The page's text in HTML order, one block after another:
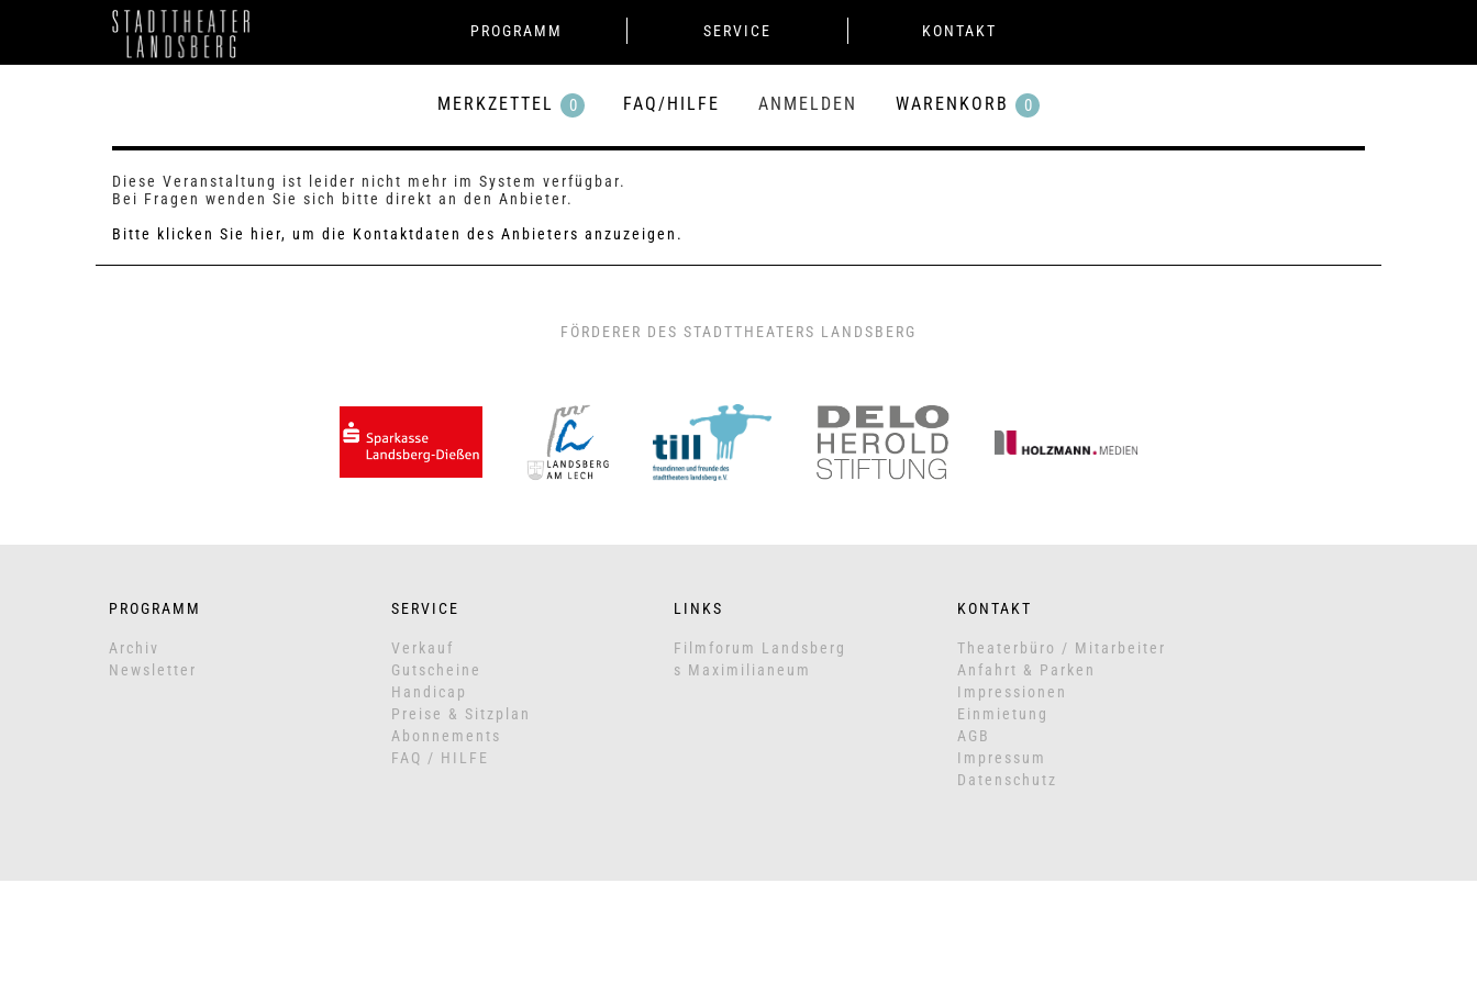
PROGRAMM SERVICE KONTAKT
MERKZETTEL 0 FAQ/HILFE ANMELDEN WARENKORB 0
Diese Veranstaltung ist leider nicht mehr im System verfügbar.
Bei Fragen wenden Sie sich bitte direkt an den Anbieter.
Bitte klicken Sie hier, um die Kontaktdaten des Anbieters anzuzeigen.
FÖRDERER DES STADTTHEATERS LANDSBERG
PROGRAMM
Archiv
Newsletter
SERVICE
Verkauf
Gutscheine
Handicap
Preise & Sitzplan
Abonnements
FAQ / HILFE
LINKS
Filmforum Landsberg
s Maximilianeum
KONTAKT
Theaterbüro / Mitarbeiter
Anfahrt & Parken
Impressionen
Einmietung
AGB
Impressum
Datenschutz